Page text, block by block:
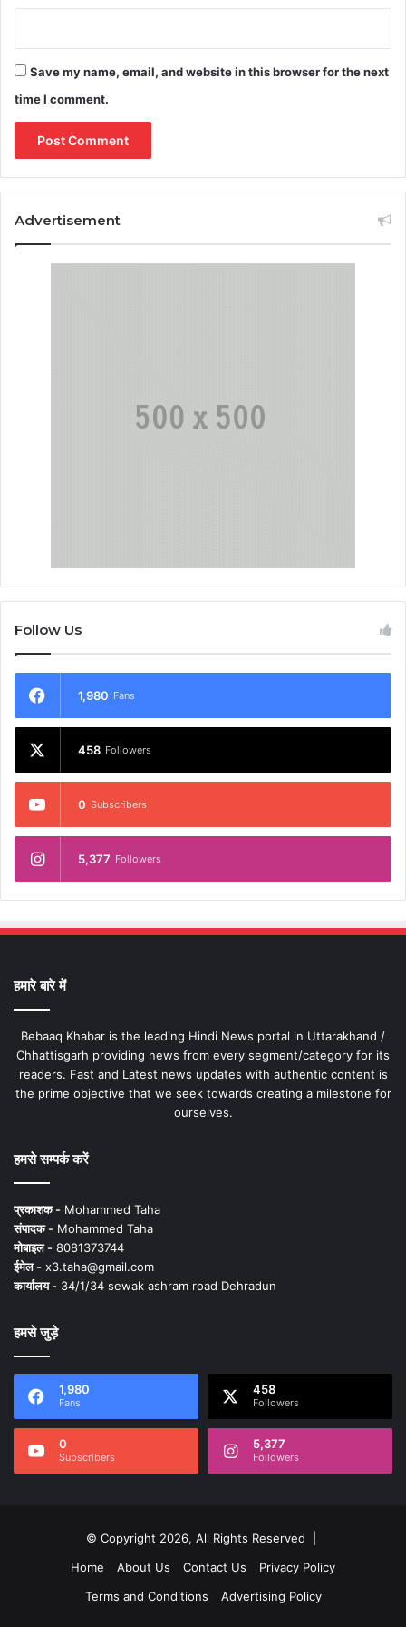
Save my name, email, and website in this browser for the next
time I comment.
Advertisement
Follow Us
1,980 Fans
458 Followers
0 Subscribers
5,377 Followers
हमारे बारे में
Bebaaq Khabar is the leading Hindi News portal in Uttarakhand /
Chhattisgarh providing news from every segment/category for its
readers. Fast and Latest news updates with authentic content is
the prime objective that we seek towards creating a milestone for
ourselves.
हमसे सम्पर्क करें
प्रकाशक - Mohammed Taha
संपादक - Mohammed Taha
मोबाइल - 8081373744
ईमेल - x3.taha@gmail.com
कार्यालय - 34/1/34 sewak ashram road Dehradun
हमसे जुड़े
1,980
Fans
458
Followers
0
Subscribers
5,377
Followers
© Copyright 2026, All Rights Reserved |
Home
About Us Contact Us
Privacy Policy
Terms and Conditions
Advertising Policy